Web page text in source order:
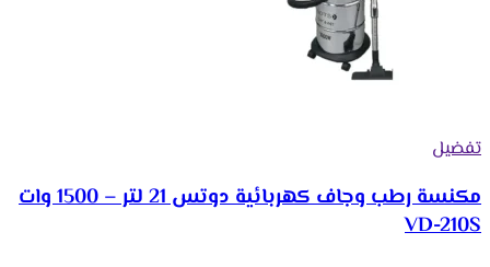
تفضيل
مكنسة رطب وجاف كهربائية دوتس 21 لتر – 1500 وات
VD-210S